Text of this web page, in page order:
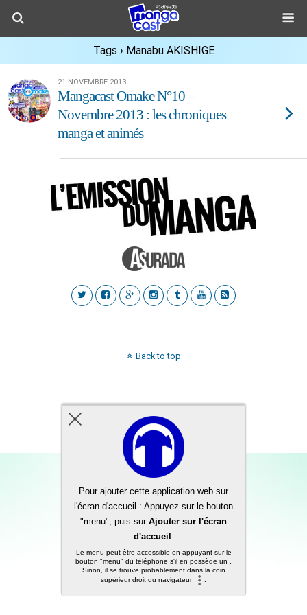
Tags › Manabu AKISHIGE
21 NOVEMBRE 2013
Mangacast Omake N°10 –
Novembre 2013 : les chroniques
manga et animés
Back to top